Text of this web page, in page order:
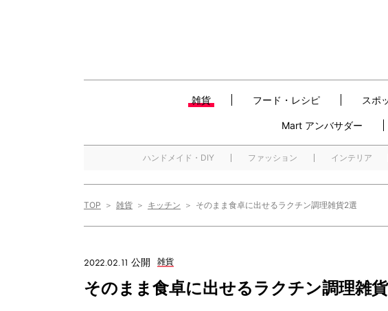
雑貨 フード・レシピ スポ
Mart アンバサダー
ハンドメイド・DIY ファッション インテリア
TOP 雑貨 キッチン そのまま食卓に出せるラクチン調理雑貨2選
2022.02.11 公開 雑貨
そのまま食卓に出せるラクチン調理雑